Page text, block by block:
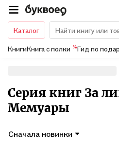
Каталог
КнигиКнига с полки %Гид по
Серия книг За
Мемуары
Сначала новинки